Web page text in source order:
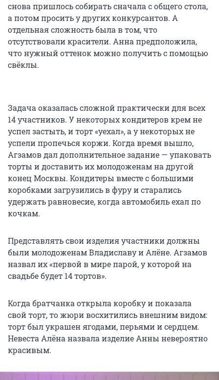
снова пришлось собирать сначала с общего стола,
а потом просить у других конкурсантов. А
отдельная сложность была в том, что
отсутствовали красители. Анна предположила,
что нужный оттенок можно получить с помощью
свёклы.
Задача оказалась сложной практически для всех
14 участников. У некоторых кондитеров крем не
успел застыть, и торт «уехал», а у некоторых не
успели пропечься коржи. Когда время вышло,
Агзамов дал дополнительное задание — упаковать
торты и доставить их молодоженам на другой
конец Москвы. Кондитеры вместе с большими
коробками загрузились в фуру и старались
удержать равновесие, когда автомобиль ехал по
кочкам.
Представлять свои изделия участники должны
были молодоженам Владиславу и Алёне. Агзамов
назвал их «первой в мире парой, у которой на
свадьбе будет 14 тортов».
Когда братчанка открыла коробку и показала
свой торт, то жюри восхитились внешним видом:
торт был украшен ягодами, перьями и сердцем.
Невеста Алёна назвала изделие Анны невероятно
красивым.